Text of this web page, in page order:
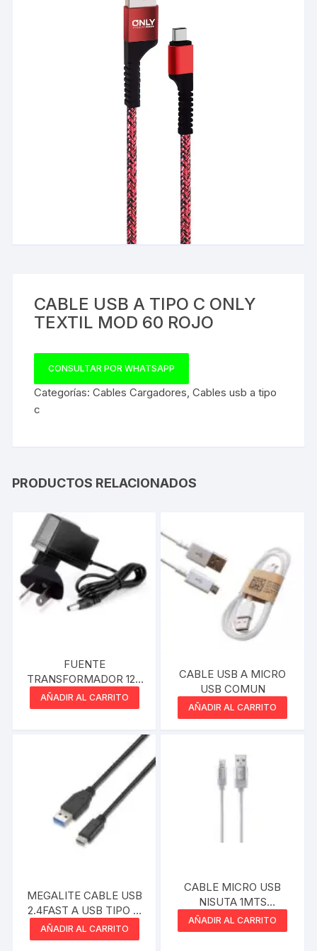
CABLE USB A TIPO C ONLY
TEXTIL MOD 60 ROJO
CONSULTAR POR WHATSAPP
Categorías:Cables Cargadores ,Cables usb a tipo
c
PRODUCTOS RELACIONADOS
FUENTE
TRANSFORMADOR 12V
2A PLUG 2.1MM
MAXPOWER
AÑADIR AL CARRITO
CABLE USB A MICRO
USB COMUN
AÑADIR AL CARRITO
MEGALITE CABLE USB
2.4FAST A USB TIPO C
1.5 MTS
AÑADIR AL CARRITO
CABLE MICRO USB
NISUTA 1MTS
REFORZADO
AÑADIR AL CARRITO